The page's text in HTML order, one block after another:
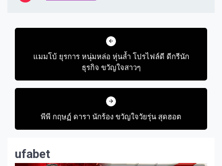
Post
แมมโบ้ ยุรการ หนุ่มหล่อ หุ่นล้ำ โปรไฟล์ดี ดีกรีนัก
ธุรกิจ ขวัญใจสาวๆ
พีพี กฤษฏ์ ดารา นักร้อง ขวัญใจวัยรุ่น สุดฮอต
ufabet